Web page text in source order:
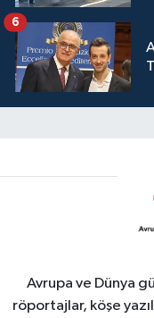
6
Avrupa ve Dünya
röportajlar, köşe